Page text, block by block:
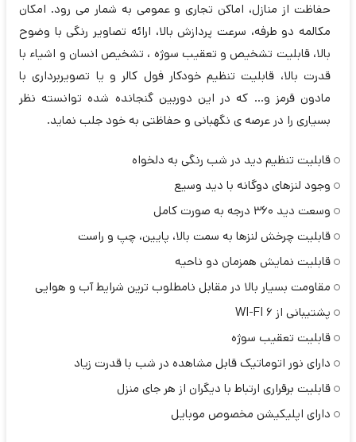
حفاظت از منازل، اماکن تجاری و عمومی به شمار می رود. امکان
مکالمه دو طرفه، سرعت پردازش بالا، ارائه تصاویر رنگی با وضوح
بالا، قابلیت تشخیص و تعقیب سوژه ، تشخیص انسان و اشیاء با
قدرت بالا، قابلیت تنظیم خودکار فول کالر و یا تصویربرداری با
مادون قرمز و... که در این دوربین گنجانده شده توانسته نظر
بسیاری را در عرصه ی نگهبانی و حفاظتی به خود جلب نماید.
قابلیت تنظیم دید در شب رنگی به دلخواه
وجود لنزهای دوگانه با دید وسیع
وسعت دید 360 درجه به صورت کامل
قابلیت چرخش لنزها به سمت بالا، پایین، چپ و راست
قابلیت نمایش همزمان دو ناحیه
مقاومت بسیار بالا در مقابل نامطلوب ترین شرایط آب و هوایی
پشتیبانی از WI-FI 6
قابلیت تعقیب سوژه
دارای نور اتوماتیک قابل مشاهده در شب با قدرت زیاد
قابلیت برقراری ارتباط با دیگران از هر جای منزل
دارای اپلیکیشن مخصوص موبایل